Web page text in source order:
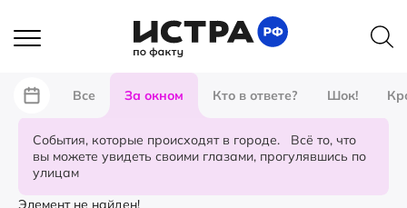
Все За окном Кто в ответе? Шок!
События, которые происходят в городе. Всё то, что
вы можете увидеть своими глазами, прогулявшись по
улицам
Элемент не найден!